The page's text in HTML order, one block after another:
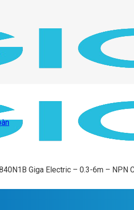
Giga Electric – 0.3-6m – NPN